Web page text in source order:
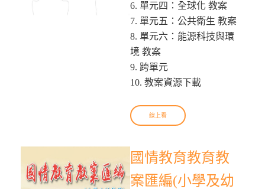
6. 單元四：全球化 教案
7. 單元五：公共衛生 教案
8. 單元六：能源科技與環
境 教案
9. 跨單元
10. 教案資源下載
線上看
國情教育教育教
案匯編(小學及幼